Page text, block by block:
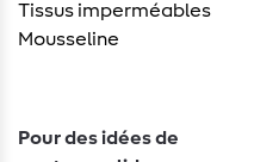
Tissus imperméables
Mousseline
Pour des idées de